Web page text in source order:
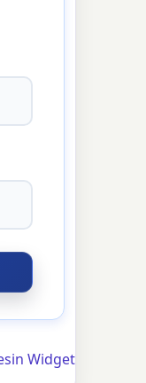
Widget